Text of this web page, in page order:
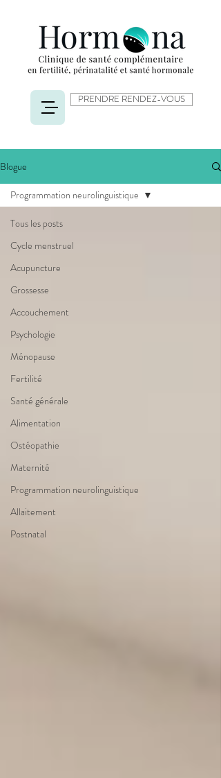
PRENDRE RENDEZ-VOUS
Blogue
Tous les posts
Cycle menstruel
Acupuncture
Grossesse
Accouchement
Psychologie
Ménopause
Fertilité
Santé générale
Alimentation
Ostéopathie
Maternité
Programmation neurolinguistique
Allaitement
Postnatal
Programmation neurolinguistique